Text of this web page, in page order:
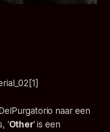
naar een
'Other' is een